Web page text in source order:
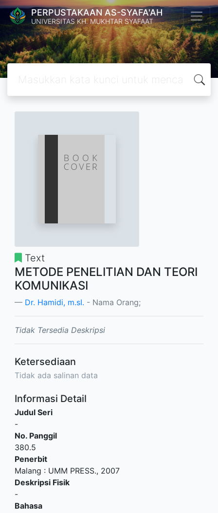
PERPUSTAKAAN AS-SYAFA'AH
UNIVERSITAS KH. MUKHTAR SYAFAAT
Text
METODE PENELITIAN DAN TEORI
KOMUNIKASI
Dr. Hamidi, m.sI. - Nama Orang;
Tidak Tersedia Deskripsi
Ketersediaan
Tidak ada salinan data
Informasi Detail
Judul Seri
-
No. Panggil
380.5
Penerbit
Malang : UMM PRESS., 2007
Deskripsi Fisik
-
Bahasa